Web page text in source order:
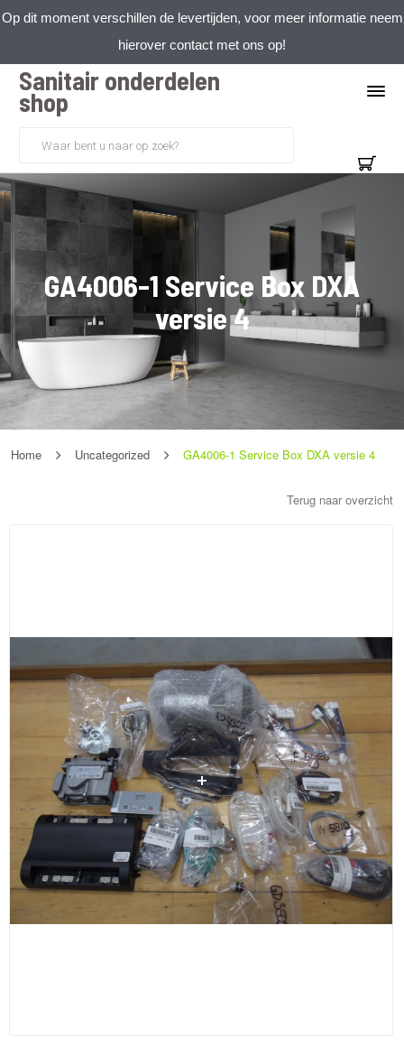
Op dit moment verschillen de levertijden, voor meer informatie neem
hierover contact met ons op!
Sanitair onderdelen
shop
GA4006-1 Service Box DXA
versie 4
Home Uncategorized GA4006-1 Service Box DXA versie 4
Terug naar overzicht